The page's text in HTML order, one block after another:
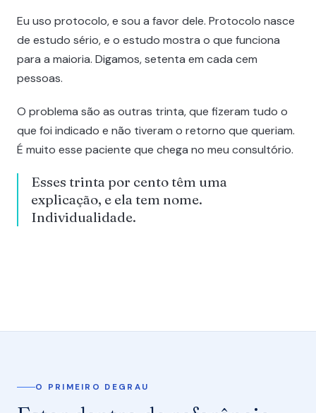
Eu uso protocolo, e sou a favor dele. Protocolo nasce
de estudo sério, e o estudo mostra o que funciona
para a maioria. Digamos, setenta em cada cem
pessoas.
O problema são as outras trinta, que fizeram tudo o
que foi indicado e não tiveram o retorno que queriam.
É muito esse paciente que chega no meu consultório.
Esses trinta por cento têm uma
explicação, e ela tem nome.
Individualidade.
O PRIMEIRO DEGRAU